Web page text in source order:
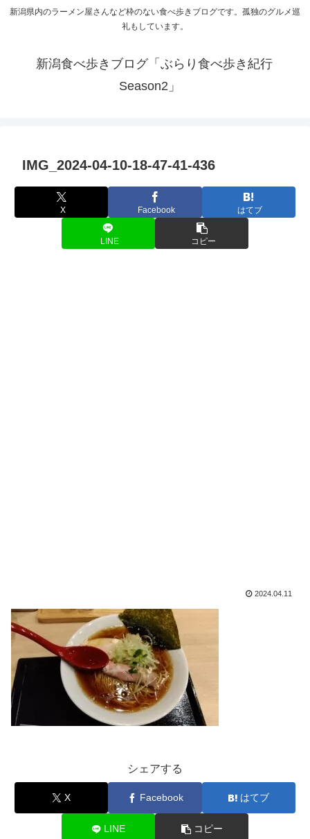
新潟県内のラーメン屋さんなど枠のない食べ歩きブログです。孤独のグルメ巡
礼もしています。
新潟食べ歩きブログ「ぶらり食べ歩き紀行
Season2」
IMG_2024-04-10-18-47-41-436
X Facebook はてブ
LINE コピー
2024.04.11
シェアする
X Facebook はてブ
LINE コピー